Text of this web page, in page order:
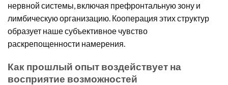
нервной системы, включая префронтальную зону и
лимбическую организацию. Кооперация этих структур
образует наше субъективное чувство
раскрепощенности намерения.
Как прошлый опыт воздействует на
восприятие возможностей